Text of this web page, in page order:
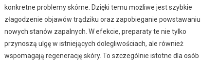
konkretne problemy skórne. Dzięki temu możliwe jest szybkie
złagodzenie objawów trądziku oraz zapobieganie powstawaniu
nowych stanów zapalnych. W efekcie, preparaty te nie tylko
przynoszą ulgę w istniejących dolegliwościach, ale również
wspomagają regenerację skóry. To szczególnie istotne dla osób